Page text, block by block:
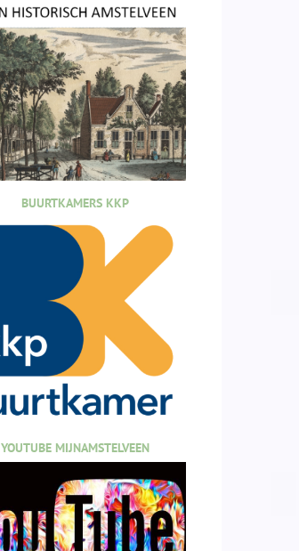
BUURTKAMERS KKP
YOUTUBE MIJNAMSTELVEEN